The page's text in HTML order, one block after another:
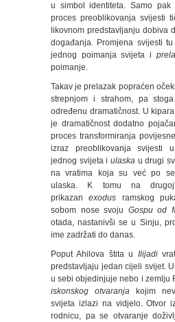
u simbol identiteta. Samo pak
proces preoblikovanja svijesti
likovnom predstavljanju dobiva
događanja. Promjena svijesti tu
jednog poimanja svijeta i
poimanje.
Takav je prelazak popraćen
strepnjom i strahom, pa
određenu dramatičnost. U
je dramatičnost dodatno
proces transformiranja
izraz preoblikovanja svijesti
jednog svijeta i ulaskau drugi
na vratima koja su već po
ulaska. K tomu na
prikazanexodus ramskog
sobom nose svoju Gospu od
otada, nastanivši se u Sinju,
ime zadržati do danas.
Poput Ahilova štita u Ilijadi
predstavljaju jedan cijeli svijet.
u sebi objedinjuje nebo i zemlju
iskonskog otvaranja
kojim
svijeta izlazi na vidjelo. Otvor
rodnicu, pa se otvaranje